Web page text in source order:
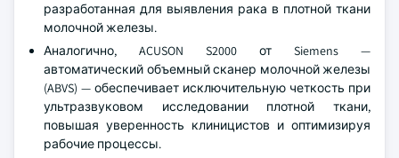
разработанная для выявления рака в плотной ткани
молочной железы.
Аналогично, ACUSON S2000 от Siemens —
автоматический объемный сканер молочной железы
(ABVS) — обеспечивает исключительную четкость при
ультразвуковом исследовании плотной ткани,
повышая уверенность клиницистов и оптимизируя
рабочие процессы.